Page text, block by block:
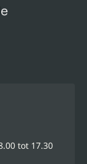
tot 17.30